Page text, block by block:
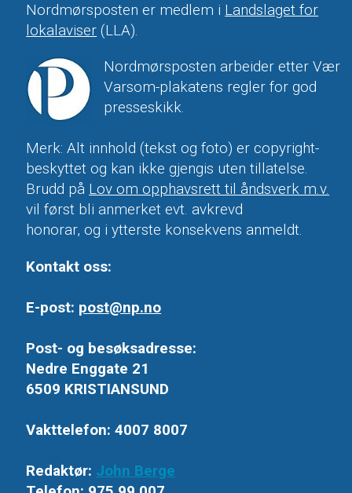
Nordmørsposten er medlem i Landslaget for
lokalaviser (LLA).
Nordmørsposten arbeider etter Vær
Varsom-plakatens regler for god
presseskikk.
Merk: Alt innhold (tekst og foto) er copyright-
beskyttet og kan ikke gjengis uten tillatelse.
Brudd på Lov om opphavsrett til åndsverk m.v.
vil først bli anmerket evt. avkrevd
honorar, og i ytterste konsekvens anmeldt.
Kontakt oss:
E-post: post@np.no
Post- og besøksadresse:
Nedre Enggate 21
6509 KRISTIANSUND
Vakttelefon: 4007 8007
Redaktør: John Berge